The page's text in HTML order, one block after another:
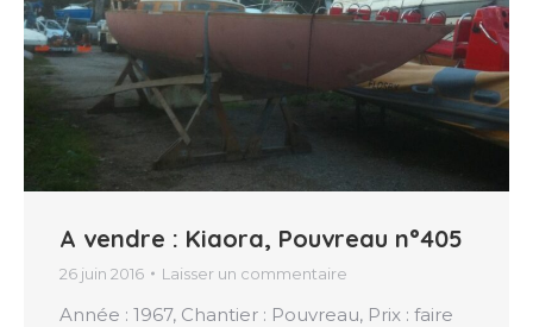
A vendre : Kiaora, Pouvreau n°405
26 juin 2016 Laisser un commentaire
Année : 1967, Chantier : Pouvreau, Prix : faire